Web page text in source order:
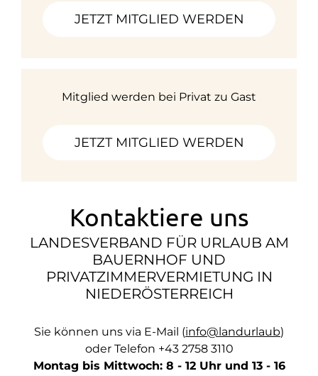
JETZT MITGLIED WERDEN
Mitglied werden bei Privat zu Gast
JETZT MITGLIED WERDEN
Kontaktiere uns
LANDESVERBAND FÜR URLAUB AM
BAUERNHOF UND
PRIVATZIMMERVERMIETUNG IN
NIEDERÖSTERREICH
Sie können uns via E-Mail (info@landurlaub)
oder Telefon +43 2758 3110
Montag bis Mittwoch: 8 - 12 Uhr und 13 - 16